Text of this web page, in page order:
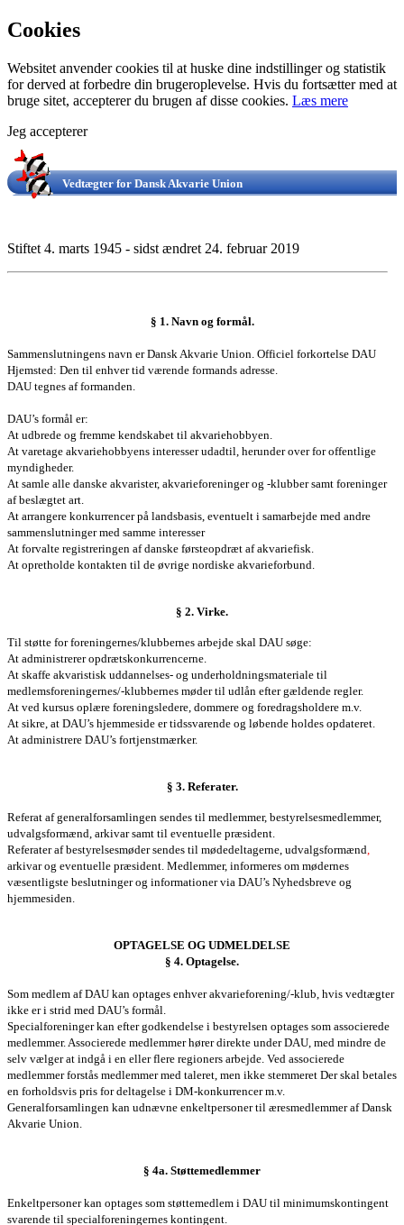
Cookies
Websitet anvender cookies til at huske dine indstillinger og statistik
for derved at forbedre din brugeroplevelse. Hvis du fortsætter med at
bruge sitet, accepterer du brugen af disse cookies. Læs mere
Jeg accepterer
Vedtægter for Dansk Akvarie Union
Stiftet 4. marts 1945 - sidst ændret 24. februar 2019
§ 1. Navn og formål.
Sammenslutningens navn er Dansk Akvarie Union. Officiel forkortelse DAU
Hjemsted: Den til enhver tid værende formands adresse.
DAU tegnes af formanden.
DAU’s formål er:
At udbrede og fremme kendskabet til akvariehobbyen.
At varetage akvariehobbyens interesser udadtil, herunder over for offentlige
myndigheder.
At samle alle danske akvarister, akvarieforeninger og -klubber samt foreninger
af beslægtet art.
At arrangere konkurrencer på landsbasis, eventuelt i samarbejde med andre
sammenslutninger med samme interesser
At forvalte registreringen af danske førsteopdræt af akvariefisk.
At opretholde kontakten til de øvrige nordiske akvarieforbund.
§ 2. Virke.
Til støtte for foreningernes/klubbernes arbejde skal DAU søge:
At administrerer opdrætskonkurrencerne.
At skaffe akvaristisk uddannelses- og underholdningsmateriale til
medlemsforeningernes/-klubbernes møder til udlån efter gældende regler.
At ved kursus oplære foreningsledere, dommere og foredragsholdere m.v.
At sikre, at DAU’s hjemmeside er tidssvarende og løbende holdes opdateret.
At administrere DAU’s fortjenstmærker.
§ 3. Referater.
Referat afgeneralforsamlingen sendes til medlemmer, bestyrelsesmedlemmer,
udvalgsformænd, arkivar samt til eventuelle præsident.
Referater afbestyrelsesmøder sendes til mødedeltagerne, udvalgsformænd
arkivar og eventuelle præsident. Medlemmer, informeres om mødernes
væsentligste beslutninger og informationer via DAU’s Nyhedsbreve og
hjemmesiden.
OPTAGELSE OG UDMELDELSE
§ 4. Optagelse.
Som medlem af DAU kan optages enhver akvarieforening/-klub, hvis vedtægter
ikke er i strid med DAU’s formål.
Specialforeninger kan efter godkendelse i bestyrelsen optages som associerede
medlemmer. Associerede medlemmer hører direkte under DAU, med mindre de
selv vælger at indgå i en eller flere regioners arbejde. Ved associerede
medlemmer forstås medlemmer med taleret, men ikke stemmeret Der skal betales
en forholdsvis pris for deltagelse i DM-konkurrencer m.v.
Generalforsamlingen kan udnævne enkeltpersoner til æresmedlemmer af Dansk
Akvarie Union.
§ 4a. Støttemedlemmer
Enkeltpersoner kan optages som støttemedlem i DAU til minimumskontingent
svarende til specialforeningernes kontingent.